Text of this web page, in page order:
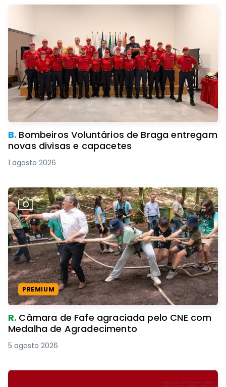
B. Bombeiros Voluntários de Braga entregam
novas divisas e capacetes
1 agosto 2026
PREMIUM
R. Câmara de Fafe agraciada pelo CNE com
Medalha de Agradecimento
5 agosto 2026